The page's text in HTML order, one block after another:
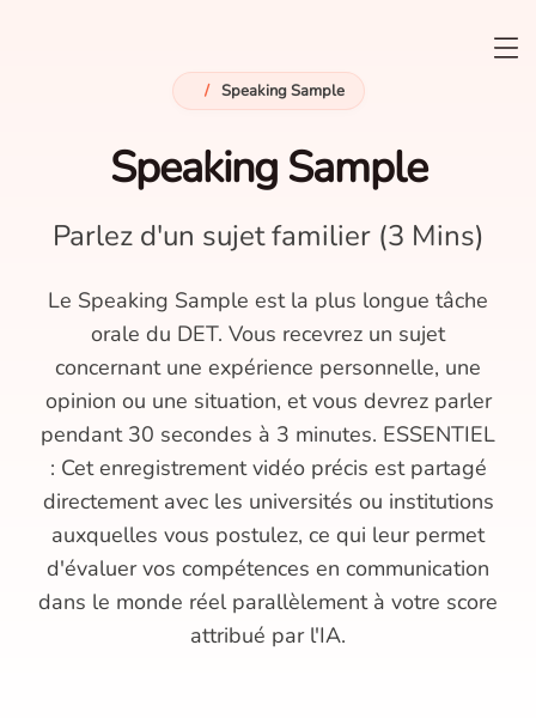
/ Speaking Sample
Speaking Sample
Parlez d'un sujet familier (3 Mins)
Le Speaking Sample est la plus longue tâche
orale du DET. Vous recevrez un sujet
concernant une expérience personnelle, une
opinion ou une situation, et vous devrez parler
pendant 30 secondes à 3 minutes. ESSENTIEL
: Cet enregistrement vidéo précis est partagé
directement avec les universités ou institutions
auxquelles vous postulez, ce qui leur permet
d'évaluer vos compétences en communication
dans le monde réel parallèlement à votre score
attribué par l'IA.